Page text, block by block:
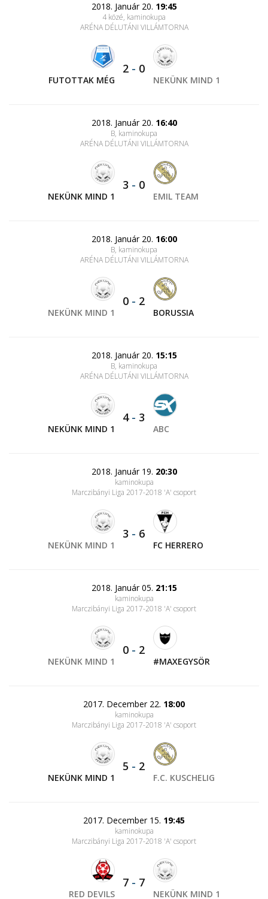
2018. Január 20. 19:45
4 közé, kaminokupa
ARÉNA DÉLUTÁNI VILLÁMTORNA
FUTOTTAK MÉG
2 - 0
NEKÜNK MIND 1
2018. Január 20. 16:40
B, kaminokupa
ARÉNA DÉLUTÁNI VILLÁMTORNA
NEKÜNK MIND 1
3 - 0
EMIL TEAM
2018. Január 20. 16:00
B, kaminokupa
ARÉNA DÉLUTÁNI VILLÁMTORNA
NEKÜNK MIND 1
0 - 2
BORUSSIA
2018. Január 20. 15:15
B, kaminokupa
ARÉNA DÉLUTÁNI VILLÁMTORNA
NEKÜNK MIND 1
4- 3
ABC
2018. Január 19. 20:30
kaminokupa
Marczibányi Liga 2017-2018 'A' csoport
NEKÜNK MIND 1
3 - 6
FC HERRERO
2018. Január 05. 21:15
kaminokupa
Marczibányi Liga 2017-2018 'A' csoport
NEKÜNK MIND 1
0 - 2
#MAXEGYSÖR
2017. December 22. 18:00
kaminokupa
Marczibányi Liga 2017-2018 'A' csoport
NEKÜNK MIND 1
5 - 2
F.C. KUSCHELIG
2017. December 15. 19:45
kaminokupa
Marczibányi Liga 2017-2018 'A' csoport
RED DEVILS
7 - 7
NEKÜNK MIND 1